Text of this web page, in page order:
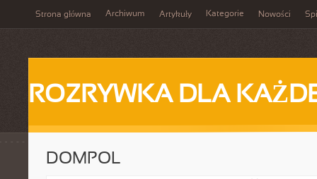
Strona główna Archiwum Artykuły Kategorie Nowości
ROZRYWKA DLA
DOMPOL